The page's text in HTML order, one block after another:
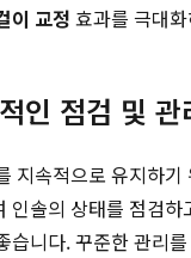
이 교정 효과를 극대
인 점검 및 관
지속적으로 유지하
인솔의 상태를 점검
습니다. 꾸준한 관리를